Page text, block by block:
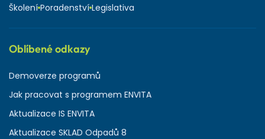
Školení Poradenství Legislativa
Oblíbené odkazy
Demoverze programů
Jak pracovat s programem ENVITA
Aktualizace IS ENVITA
Aktualizace SKLAD Odpadů 8